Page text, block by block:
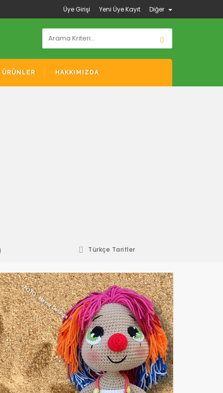
Üye Girişi Yeni Üye Kayıt Diğer
HAKKIMIZDA
Türkçe Tarifler